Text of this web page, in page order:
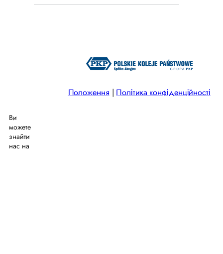
Сімейна історія залізниці та
нагороджений фільм „Потяги”
Положення | Політика конфіденційності
Ви
можете
знайти
нас на